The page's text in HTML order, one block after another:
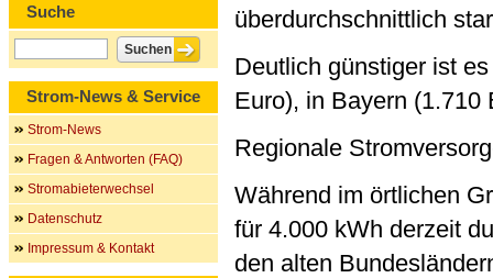
überdurchschnittlich
Deutlich günstiger ist
Euro), in Bayern (1.710
Regionale
Während im örtlichen
für 4.000 kWh derzeit
den alten
Suche
Strom-News & Service
Strom-News
Fragen & Antworten (FAQ)
Stromabieterwechsel
Datenschutz
Impressum & Kontakt